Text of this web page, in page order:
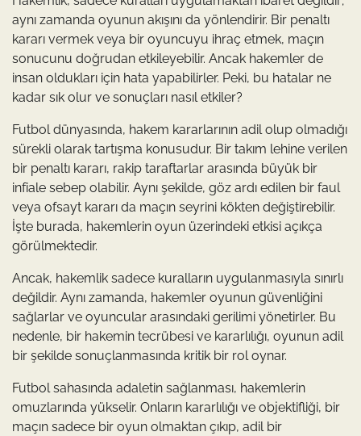
aynı zamanda oyunun akışını da yönlendirir. Bir penaltı
kararı vermek veya bir oyuncuyu ihraç etmek, maçın
sonucunu doğrudan etkileyebilir. Ancak hakemler de
insan oldukları için hata yapabilirler. Peki, bu hatalar ne
kadar sık olur ve sonuçları nasıl etkiler?
Futbol dünyasında, hakem kararlarının adil olup olmadığı
sürekli olarak tartışma konusudur. Bir takım lehine verilen
bir penaltı kararı, rakip taraftarlar arasında büyük bir
infiale sebep olabilir. Aynı şekilde, göz ardı edilen bir faul
veya ofsayt kararı da maçın seyrini kökten değiştirebilir.
İşte burada, hakemlerin oyun üzerindeki etkisi açıkça
görülmektedir.
Ancak, hakemlik sadece kuralların uygulanmasıyla sınırlı
değildir. Aynı zamanda, hakemler oyunun güvenliğini
sağlarlar ve oyuncular arasındaki gerilimi yönetirler. Bu
nedenle, bir hakemin tecrübesi ve kararlılığı, oyunun adil
bir şekilde sonuçlanmasında kritik bir rol oynar.
Futbol sahasında adaletin sağlanması, hakemlerin
omuzlarında yükselir. Onların kararlılığı ve objektifliği, bir
maçın sadece bir oyun olmaktan çıkıp, adil bir